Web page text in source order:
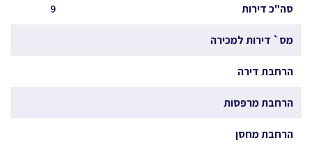
סה"כ דירות 9
מס` דירות למכירה
הרחבת דירה
הרחבת מרפסות
הרחבת מחסן